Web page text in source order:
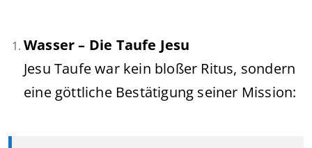
Wasser – Die Taufe Jesu
Jesu Taufe war kein bloßer Ritus, sondern
eine göttliche Bestätigung seiner Mission: